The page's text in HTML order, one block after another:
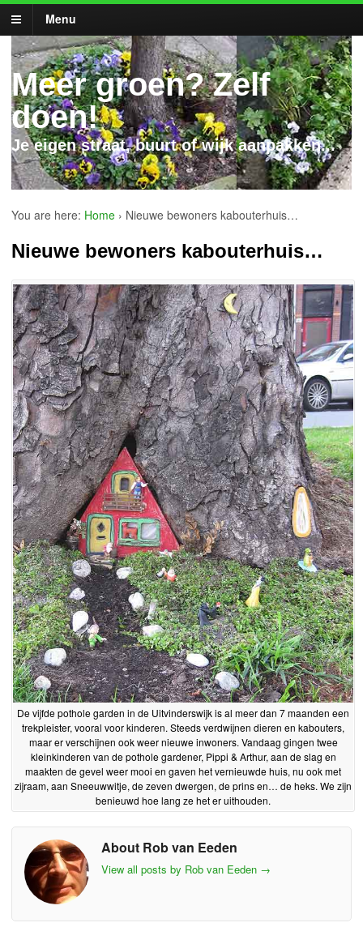
Menu
Meer groen? Zelf
doen!
Je eigen straat, buurt of wijk aanpakken...
You are here: Home › Nieuwe bewoners kabouterhuis…
Nieuwe bewoners kabouterhuis…
De vijfde pothole garden in de Uitvinderswijk is al meer dan 7 maanden een
trekpleister, vooral voor kinderen. Steeds verdwijnen dieren en kabouters,
maar er verschijnen ook weer nieuwe inwoners. Vandaag gingen twee
kleinkinderen van de pothole gardener, Pippi & Arthur, aan de slag en
maakten de gevel weer mooi en gaven het vernieuwde huis, nu ook met
zijraam, aan Sneeuwwitje, de zeven dwergen, de prins en… de heks. We zijn
benieuwd hoe lang ze het er uithouden.
About Rob van Eeden
View all posts by Rob van Eeden →